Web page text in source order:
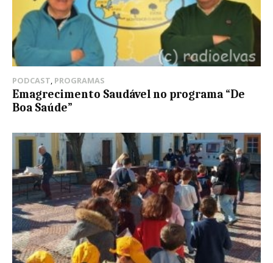
PODCAST PROGRAMAS
Emagrecimento Saudável no programa “De
Boa Saúde”